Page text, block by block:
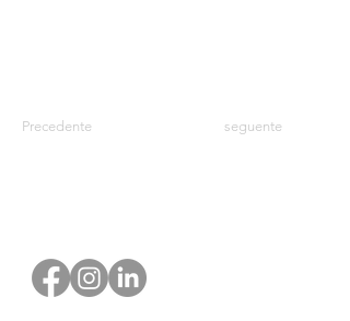
Precedente seguente